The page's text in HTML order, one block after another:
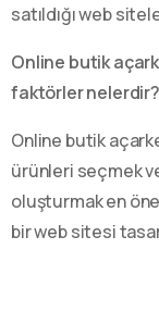
satıldığı web
Online butik
faktörler nelerdir?
Online butik
ürünleri seçmek
oluşturmak en
bir web sitesi